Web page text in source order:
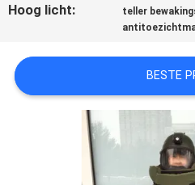
PRIVACY
POLICY
Hoog licht: teller
BESTE